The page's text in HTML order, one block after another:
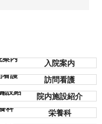
入院案内
訪問看護
院内施設紹介
栄養科